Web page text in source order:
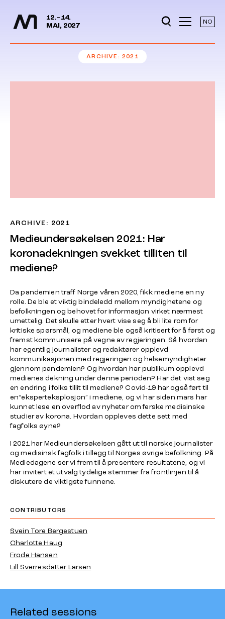
Jump to content
12.–14.
MAI, 2027
NO
ARCHIVE 2021
ARCHIVE: 2021
Medieundersøkelsen 2021: Har
koronadekningen svekket tilliten til
mediene?
Da pandemien traff Norge våren 2020, fikk mediene en ny
rolle. De ble et viktig bindeledd mellom myndighetene og
befolkningen og behovet for informasjon virket nærmest
umettelig. Det skulle etter hvert vise seg å bli lite rom for
kritiske spørsmål, og mediene ble også kritisert for å først og
fremst kommunisere på vegne av regjeringen. Så hvordan
har egentlig journalister og redaktører opplevd
kommunikasjonen med regjeringen og helsemyndigheter
gjennom pandemien? Og hvordan har publikum opplevd
medienes dekning under denne perioden? Har det vist seg
en endring i folks tillit til mediene? Covid-19 har også ført til
en“eksperteksplosjon” i mediene, og vi har siden mars har
kunnet lese en overflod av nyheter om ferske medisinske
studier av korona. Hvordan oppleves dette sett med
fagfolks øyne?
I 2021 har Medieundersøkelsen gått ut til norske journalister
og medisinsk fagfolk i tillegg til Norges øvrige befolkning. På
Mediedagene ser vi frem til å presentere resultatene, og vi
har invitert et utvalg tydelige stemmer fra frontlinjen til å
diskutere de viktigste funnene.
CONTRIBUTORS
Svein Tore Bergestuen
Charlotte Haug
Frode Hansen
Lill Sverresdatter Larsen
Related sessions